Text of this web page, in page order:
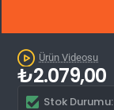
Ürün Videosu
Stok Durumu:
₺2.079,00